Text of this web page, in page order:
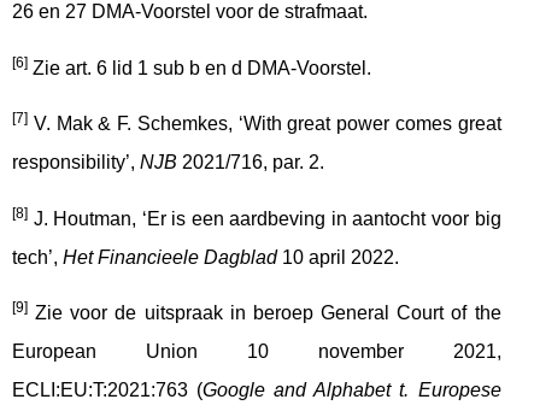
26 en 27 DMA-Voorstel voor de strafmaat.
[6] Zie art. 6 lid 1 sub b en d DMA-Voorstel.
[7] V. Mak & F. Schemkes, ‘With great power comes great
responsibility’, NJB 2021/716, par. 2.
[8] J. Houtman, ‘Er is een aardbeving in aantocht voor big
tech’, Het Financieele Dagblad10 april 2022.
[9] Zie voor de uitspraak in beroep General Court of the
European Union 10 november 2021,
ECLI:EU:T:2021:763 (Google and Alphabet t. Europese